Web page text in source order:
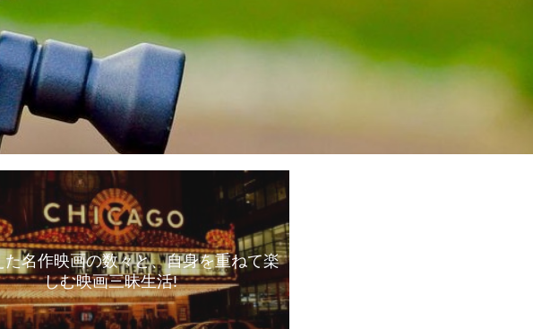
た名作映画の数々と、自身を重ねて楽
しむ映画三昧生活!